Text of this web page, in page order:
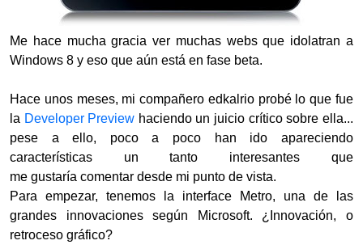
Me hace mucha gracia ver muchas webs que idolatran a
Windows 8 y eso que aún está en fase beta.
Hace unos meses, mi compañero edkalrio probé lo que fue
la Developer Preview haciendo un juicio crítico sobre ella...
pese a ello, poco a poco han ido apareciendo
características un tanto interesantes que
me gustaría comentar desde mi punto de vista.
Para empezar, tenemos la interface Metro, una de las
grandes innovaciones según Microsoft. ¿Innovación, o
retroceso gráfico?